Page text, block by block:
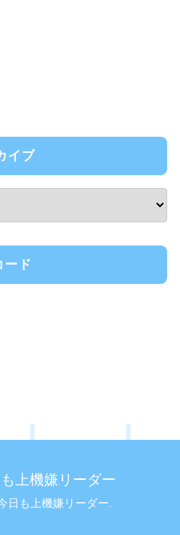
イブ
ード
上機嫌リーダー
日も上機嫌リーダー.